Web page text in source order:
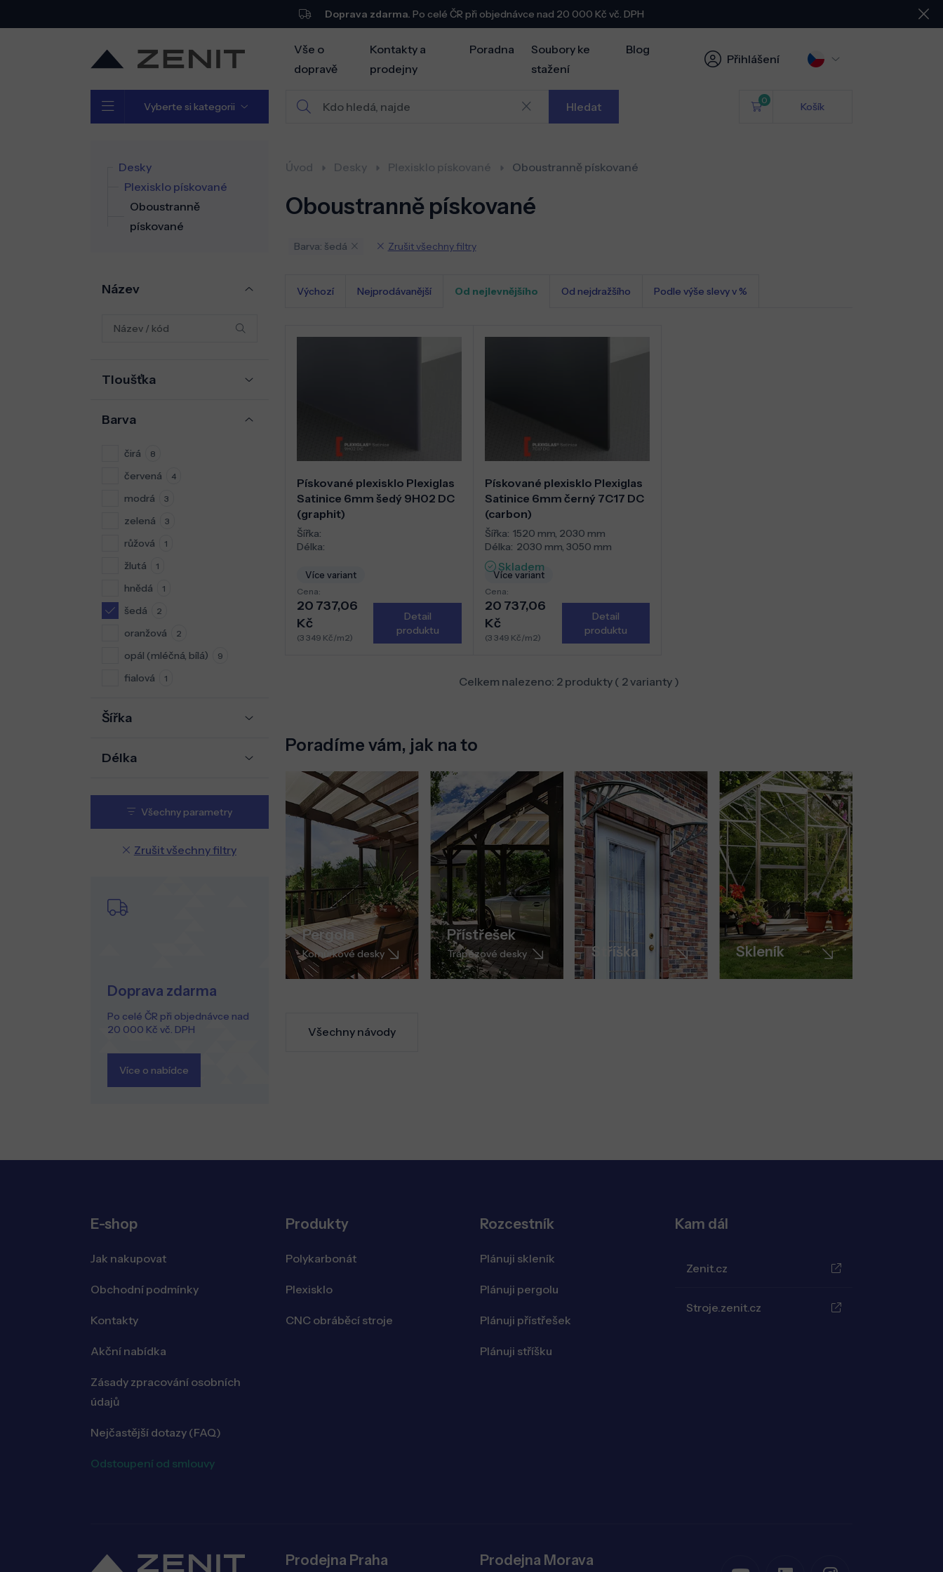
Doprava zdarma. Po celé ČR při objednávce nad 20 000 Kč vč. DPH
Vše o
dopravě
Kontakty a
prodejny
Poradna
Soubory ke
stažení
Blog
Přihlášení
Vyberte si kategorii Hledat 0
Košík
Desky
Plexisklo pískované
Oboustranně
pískované
Název
Tloušťka
Barva
čirá 8
červená 4
modrá 3
zelená 3
růžová 1
žlutá 1
hnědá 1
šedá 2
oranžová 2
opál (mléčná, bílá) 9
fialová 1
Šířka
Délka
Všechny parametry
Zrušit všechny filtry
Doprava zdarma
Po celé ČR při objednávce nad
20 000 Kč vč. DPH
Více o nabídce
Úvod Desky Plexisklo pískované Oboustranně pískované
Oboustranně pískované
Barva: šedá Zrušit všechny filtry
Výchozí Nejprodávanější Od nejlevnějšího Od nejdražšího Podle výše slevy v %
Pískované plexisklo Plexiglas
Satinice 6mm šedý 9H02 DC
(graphit)
Šířka:
Délka:
Více variant
Cena:
20 737,06
Kč
(3 349 Kč/m2)
Detail
produktu
Pískované plexisklo Plexiglas
Satinice 6mm černý 7C17 DC
(carbon)
Šířka: 1520 mm, 2030 mm
Délka: 2030 mm, 3050 mm
Více variant
Skladem
Cena:
20 737,06
Kč
(3 349 Kč/m2)
Detail
produktu
Celkem nalezeno: 2 produkty ( 2varianty )
Poradíme vám, jak na to
Pergola
Komůrkové desky
Přístřešek
Trapézové desky Stříška Skleník
Všechny návody
E-shop
Jak nakupovat
Obchodní podmínky
Kontakty
Akční nabídka
Zásady zpracování osobních
údajů
Nejčastější dotazy (FAQ)
Odstoupení od smlouvy
Produkty
Polykarbonát
Plexisklo
CNC obráběcí stroje
Rozcestník
Plánuji skleník
Plánuji pergolu
Plánuji přístřešek
Plánuji stříšku
Kam dál
Zenit.cz
Stroje.zenit.cz
Prodejna Praha Prodejna Morava